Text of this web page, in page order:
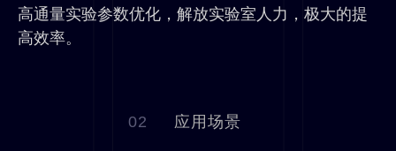
高通量实验参数优化，解放实验室人力，极大的提
高效率。
02 应用场景